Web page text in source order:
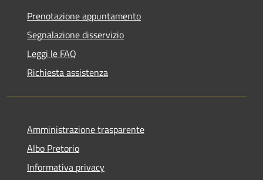
Prenotazione appuntamento
Segnalazione disservizio
Leggi le FAQ
Richiesta assistenza
Amministrazione trasparente
Albo Pretorio
Informativa privacy